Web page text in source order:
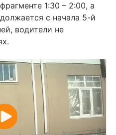
1:30 – 2:00, а
с начала 5-й
водители не
В